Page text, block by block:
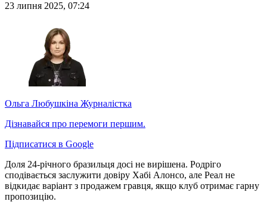
23 липня 2025, 07:24
Ольга Любушкіна Журналістка
Дізнавайся про перемоги першим.
Підписатися в Google
Доля 24-річного бразильця досі не вирішена. Родріго
сподівається заслужити довіру Хабі Алонсо, але Реал не
відкидає варіант з продажем гравця, якщо клуб отримає гарну
пропозицію.